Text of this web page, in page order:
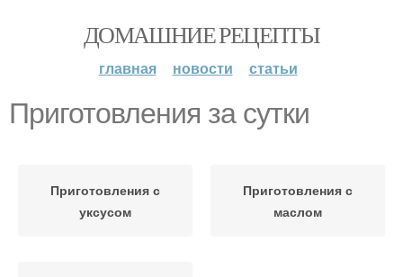
ДОМАШНИЕ РЕЦЕПТЫ
главная новости статьи
Приготовления за сутки
Приготовления с
уксусом
Приготовления с
маслом